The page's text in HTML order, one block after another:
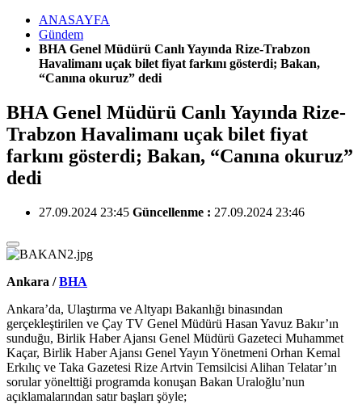
ANASAYFA
Gündem
BHA Genel Müdürü Canlı Yayında Rize-Trabzon
Havalimanı uçak bilet fiyat farkını gösterdi; Bakan,
“Canına okuruz” dedi
BHA Genel Müdürü Canlı Yayında Rize-
Trabzon Havalimanı uçak bilet fiyat
farkını gösterdi; Bakan, “Canına okuruz”
dedi
27.09.2024 23:45 Güncellenme : 27.09.2024 23:46
Ankara /BHA
Ankara’da, Ulaştırma ve Altyapı Bakanlığı binasından
gerçekleştirilen ve Çay TV Genel Müdürü Hasan Yavuz Bakır’ın
sunduğu, Birlik Haber Ajansı Genel Müdürü Gazeteci Muhammet
Kaçar, Birlik Haber Ajansı Genel Yayın Yönetmeni Orhan Kemal
Erkılıç ve Taka Gazetesi Rize Artvin Temsilcisi Alihan Telatar’ın
sorular yönelttiği programda konuşan Bakan Uraloğlu’nun
açıklamalarından satır başları şöyle;